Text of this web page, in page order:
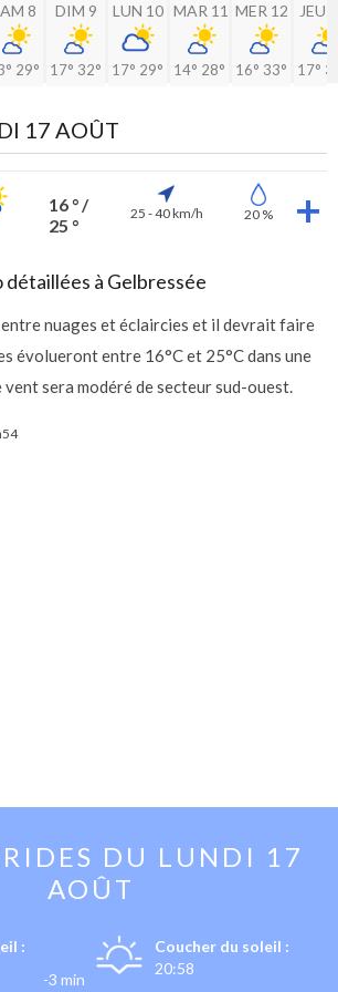
8
29°
DIM 9
17° 32°
LUN 10
17° 29°
MAR 11
14° 28°
MER 12
16° 33°
JEU
17°
17 AOÛT
16 ° /
25 °
25 - 40 km/h 20 %
à Gelbressée
nuages et éclaircies et il devrait faire
évolueront entre 16°C et 25°C dans une
vent sera modéré de secteur sud-ouest.
DU LUNDI 17
AOÛT
:
-3 min
Coucher du soleil :
20:58